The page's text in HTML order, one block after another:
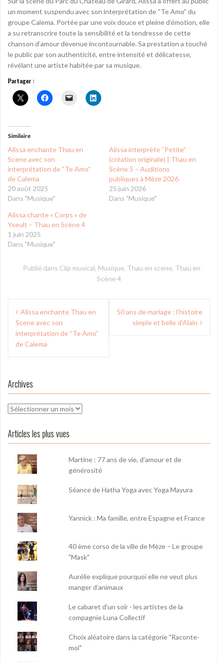
un moment suspendu avec son interprétation de “Te Amo” du
groupe Calema. Portée par une voix douce et pleine d’émotion, elle
a su retranscrire toute la sensibilité et la tendresse de cette
chanson d’amour devenue incontournable. Sa prestation a touché
le public par son authenticité, entre intensité et délicatesse,
révélant une artiste habitée par sa musique.
Partager :
Similaire
Alissa enchante Thau en
Scene avec son
interprétation de “Te Amo”
de Calema
20 août 2025
Dans "Musique"
Alissa interprète “Petite”
(création originale) | Thau en
Scène 5 – Auditions
publiques à Mèze 2026
25 juin 2026
Dans "Musique"
Alissa chante « Corps » de
Yseult – Thau en Scène 4
1 juin 2025
Dans "Musique"
Publié dans Clip musical, Musique, Thau en scene, Thau en
Scène 4
Navigation
de
l’article
Alissa enchante Thau en
Scene avec son
interprétation de “Te Amo”
de Calema
50 ans de mariage : l’histoire
simple et belle d’Alain
Archives
Archives
Articles les plus vues
Martine : 77 ans de vie, d'amour et de
générosité
Séance de Hatha Yoga avec Yoga Mayura
Yannick : Ma famille, entre Espagne et France
40 ème corso de la ville de Mèze – Le groupe
"Mask"
Aurélie explique pourquoi elle ne veut plus
manger d’animaux
Le cabaret d'un soir - les artistes de la
compagnie Luna Collectif
Choix aléatoire dans la catégorie "Raconte-
moi"